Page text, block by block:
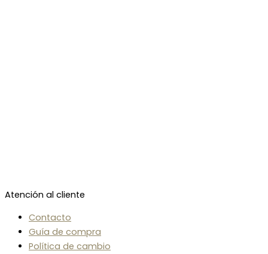
Atención al cliente
Contacto
Guía de compra
Política de cambio